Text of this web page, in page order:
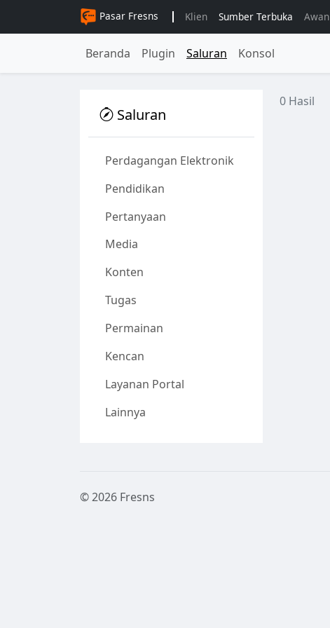
Pasar Fresns Klien Sumber Terbuka Awan
Beranda Plugin Saluran Konsol
Saluran
Perdagangan Elektronik
Pendidikan
Pertanyaan
Media
Konten
Tugas
Permainan
Kencan
Layanan Portal
Lainnya
0 Hasil
© 2026 Fresns